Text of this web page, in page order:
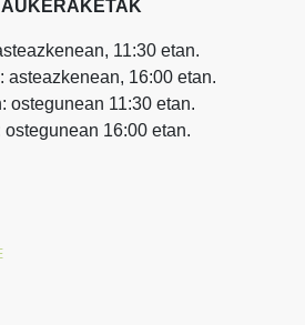
AUKERAKETAK
11:30 etan.
asteazkenean, 16:00 etan.
ostegunean 11:30 etan.
ostegunean 16:00 etan.